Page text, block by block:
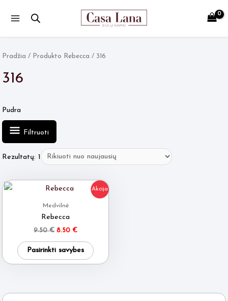
Pradžia / Produkto Rebecca / 316
316
Pudra
Filtruoti
Rezultatų: 1
Akcija
Medvilnė
Rebecca
9.50€ Original
9.50 €.
8.50 €Current
8.50 €.
Pasirinkti savybes
product